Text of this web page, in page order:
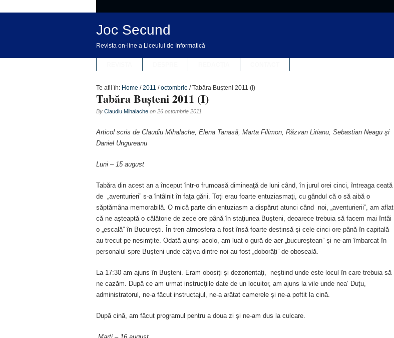
Joc Secund
Revista on-line a Liceului de Informatică
Te afli în: Home / 2011 / octombrie / Tabăra Buşteni 2011 (I)
Tabăra Buşteni 2011 (I)
By Claudiu Mihalache on 26 octombrie 2011
Articol scris de Claudiu Mihalache, Elena Tanasă, Marta Filimon, Răzvan Litianu, Sebastian Neagu şi
Daniel Ungureanu
Luni – 15 august
Tabăra din acest an a început într-o frumoasă dimineaţă de luni când, în jurul orei cinci, întreaga ceată
de „aventurieri” s-a întâlnit în faţa gării. Toți erau foarte entuziasmaţi, cu gândul că o să aibă o
săptămâna memorabilă. O mică parte din entuziasm a dispărut atunci când noi, „aventurierii”, am aflat
că ne aşteaptă o călătorie de zece ore până în staţiunea Buşteni, deoarece trebuia să facem mai întâi
o „escală” în Bucureşti. În tren atmosfera a fost însă foarte destinsă şi cele cinci ore până în capitală
au trecut pe nesimţite. Odată ajunşi acolo, am luat o gură de aer „bucureștean” şi ne-am îmbarcat în
personalul spre Buşteni unde câţiva dintre noi au fost „doborâți” de oboseală.
La 17:30 am ajuns în Buşteni. Eram obosiţi şi dezorientaţi, neştiind unde este locul în care trebuia să
ne cazăm. După ce am urmat instrucţiile date de un locuitor, am ajuns la vile unde nea’ Duțu,
administratorul, ne-a făcut instructajul, ne-a arătat camerele şi ne-a poftit la cină.
După cină, am făcut programul pentru a doua zi şi ne-am dus la culcare.